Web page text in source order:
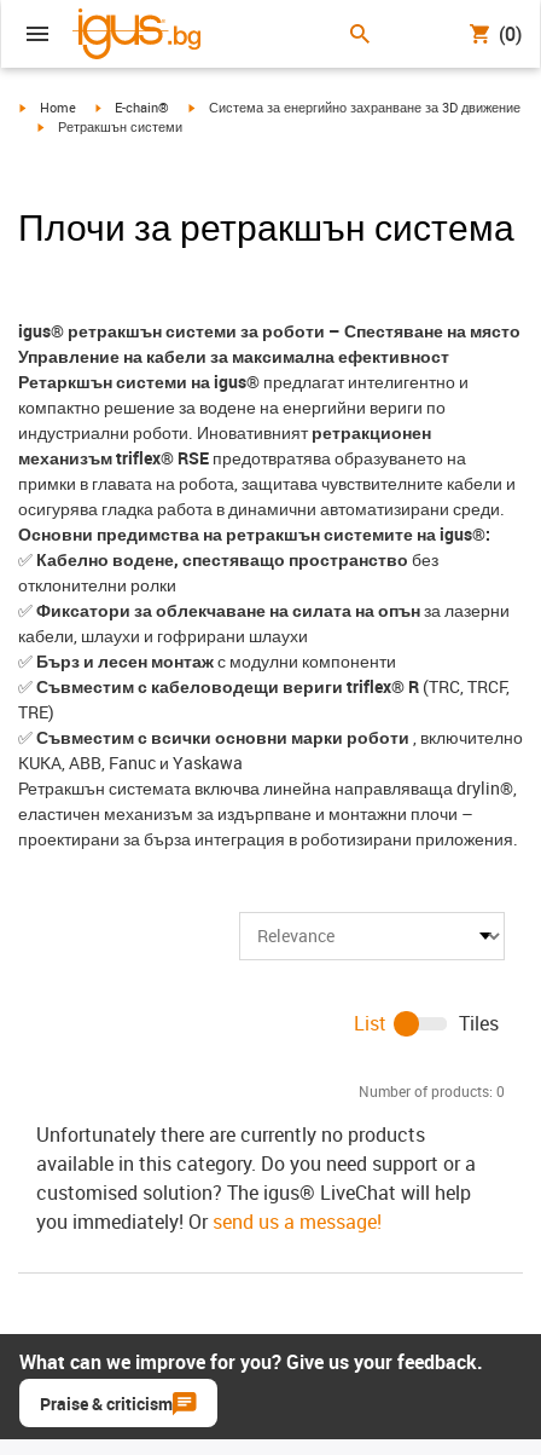
(0)
igus-icon-arrow-right
Home igus-icon-arrow-right
E-chain® igus-icon-arrow-right
Система за енергийно захранване за 3D движение
igus-icon-arrow-right
Ретракшън системи
Плочи за ретракшън система
igus® ретракшън системи за роботи – Спестяване на място
Управление на кабели за максимална ефективност
Ретаркшън системи на igus® предлагат интелигентно и
компактно решение за водене на енергийни вериги по
индустриални роботи. Иновативниятретракционен
механизъм triflex® RSE предотвратява образуването на
примки в главата на робота, защитава чувствителните кабели и
осигурява гладка работа в динамични автоматизирани среди.
Основни предимства на ретракшън системите на igus®:
✅ Кабелно водене, спестяващо пространство без
отклонителни ролки
✅Фиксатори за облекчаване на силата на опънза лазерни
кабели, шлаухи и гофрирани шлаухи
✅ Бърз и лесен монтажс модулни компоненти
✅Съвместим с кабеловодещи вериги triflex® R (TRC, TRCF,
TRE)
✅Съвместим с всички основни марки роботи , включително
KUKA, ABB, Fanuc и Yaskawa
Ретракшън системата включва линейна направляваща drylin®,
еластичен механизъм за издърпване и монтажни плочи –
проектирани за бърза интеграция в роботизирани приложения.
Number of products: 0
List Tiles
Unfortunately there are currently no products
available in this category. Do you need support or a
customised solution? The igus® LiveChat will help
you immediately! Orsend us a message!
What can we improve for you? Give us your feedback.
Praise & criticism